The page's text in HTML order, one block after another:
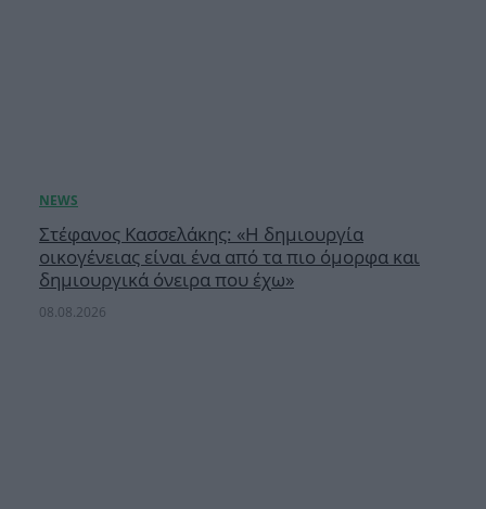
Στέφανος Κασσελάκης: «Η δημιουργία
οικογένειας είναι ένα από τα πιο όμορφα και
δημιουργικά όνειρα που έχω»
08.08.2026